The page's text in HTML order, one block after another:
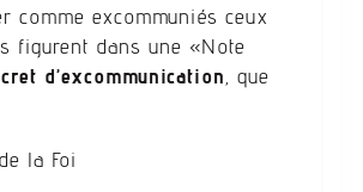
comme excommuniés ceux
figurent dans une «Note
d’excommunication , que